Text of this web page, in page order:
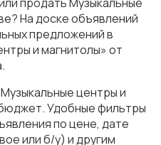
ТВ
На доске объявлений
предложений в
и магнитолы» от
центры и
Удобные фильтры
по цене, дате
или б/у) и другим